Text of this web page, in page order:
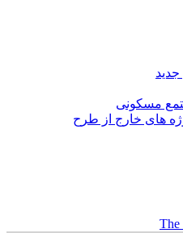
مسکونی
های خارج از طرح
The